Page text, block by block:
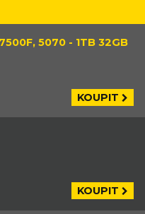
5070 - 1TB 32GB
KOUPIT
KOUPIT